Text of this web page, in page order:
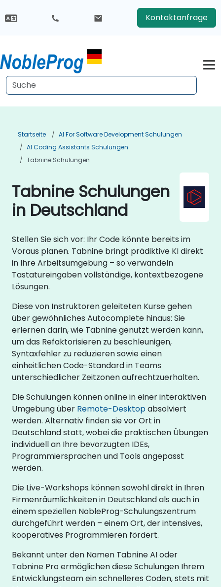
Kontaktanfrage
Startseite
AI For Software Development Schulungen
AI Coding Assistants Schulungen
Tabnine Schulungen
Tabnine Schulungen
in Deutschland
Stellen Sie sich vor: Ihr Code könnte bereits im
Voraus planen. Tabnine bringt prädiktive KI direkt
in Ihre Arbeitsumgebung – so verwandeln
Tastatureingaben vollständige, kontextbezogene
Lösungen.
Diese von Instruktoren geleiteten Kurse gehen
über gewöhnliches Autocomplete hinaus: Sie
erlernen darin, wie Tabnine genutzt werden kann,
um das Refaktorisieren zu beschleunigen,
Syntaxfehler zu reduzieren sowie einen
einheitlichen Code-Standard in Teams
unterschiedlicher Zeitzonen aufrechtzuerhalten.
Die Schulungen können online in einer interaktiven
Umgebung über Remote-Desktopabsolviert
werden. Alternativ finden sie vor Ort in
Deutschland statt, wobei die praktischen Übungen
individuell an Ihre bevorzugten IDEs,
Programmiersprachen und Tools angepasst
werden.
Die Live-Workshops können sowohl direkt in Ihren
Firmenräumlichkeiten in Deutschland als auch in
einem speziellen NobleProg-Schulungszentrum
durchgeführt werden – einem Ort, der intensives,
kooperatives Programmieren fördert.
Bekannt unter den Namen Tabnine AI oder
Tabnine Pro ermöglichen diese Schulungen Ihrem
Entwicklungsteam ein schnelleres Coden, stets mit